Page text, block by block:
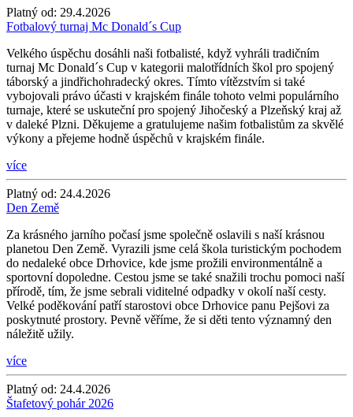
Platný od: 29.4.2026
Fotbalový turnaj Mc Donald´s Cup
Velkého úspěchu dosáhli naši fotbalisté, když vyhráli tradičním
turnaj Mc Donald´s Cup v kategorii malotřídních škol pro spojený
táborský a jindřichohradecký okres. Tímto vítězstvím si také
vybojovali právo účasti v krajském finále tohoto velmi populárního
turnaje, které se uskuteční pro spojený Jihočeský a Plzeňský kraj až
v daleké Plzni. Děkujeme a gratulujeme našim fotbalistům za skvělé
výkony a přejeme hodně úspěchů v krajském finále.
více
Platný od: 24.4.2026
Den Země
Za krásného jarního počasí jsme společně oslavili s naší krásnou
planetou Den Země. Vyrazili jsme celá škola turistickým pochodem
do nedaleké obce Drhovice, kde jsme prožili environmentálně a
sportovní dopoledne. Cestou jsme se také snažili trochu pomoci naší
přírodě, tím, že jsme sebrali viditelné odpadky v okolí naší cesty.
Velké poděkování patří starostovi obce Drhovice panu Pejšovi za
poskytnuté prostory. Pevně věříme, že si děti tento významný den
náležitě užily.
více
Platný od: 24.4.2026
Štafetový pohár 2026